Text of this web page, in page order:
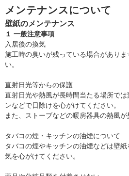
メンテナンスについて
壁紙のメンテナンス
１ 一般注意事項
入居後の換気
施工時の臭いが残っている場合があり
い。
直射日光等からの保護
直射日光や熱風が長時間当たる場所で
ンなどで日除けを心がけてください。
また、ストーブなどの暖房器具の熱風
タバコの煙・キッチンの油煙について
タバコの煙やキッチンの油煙などは壁
気を心がけてください。